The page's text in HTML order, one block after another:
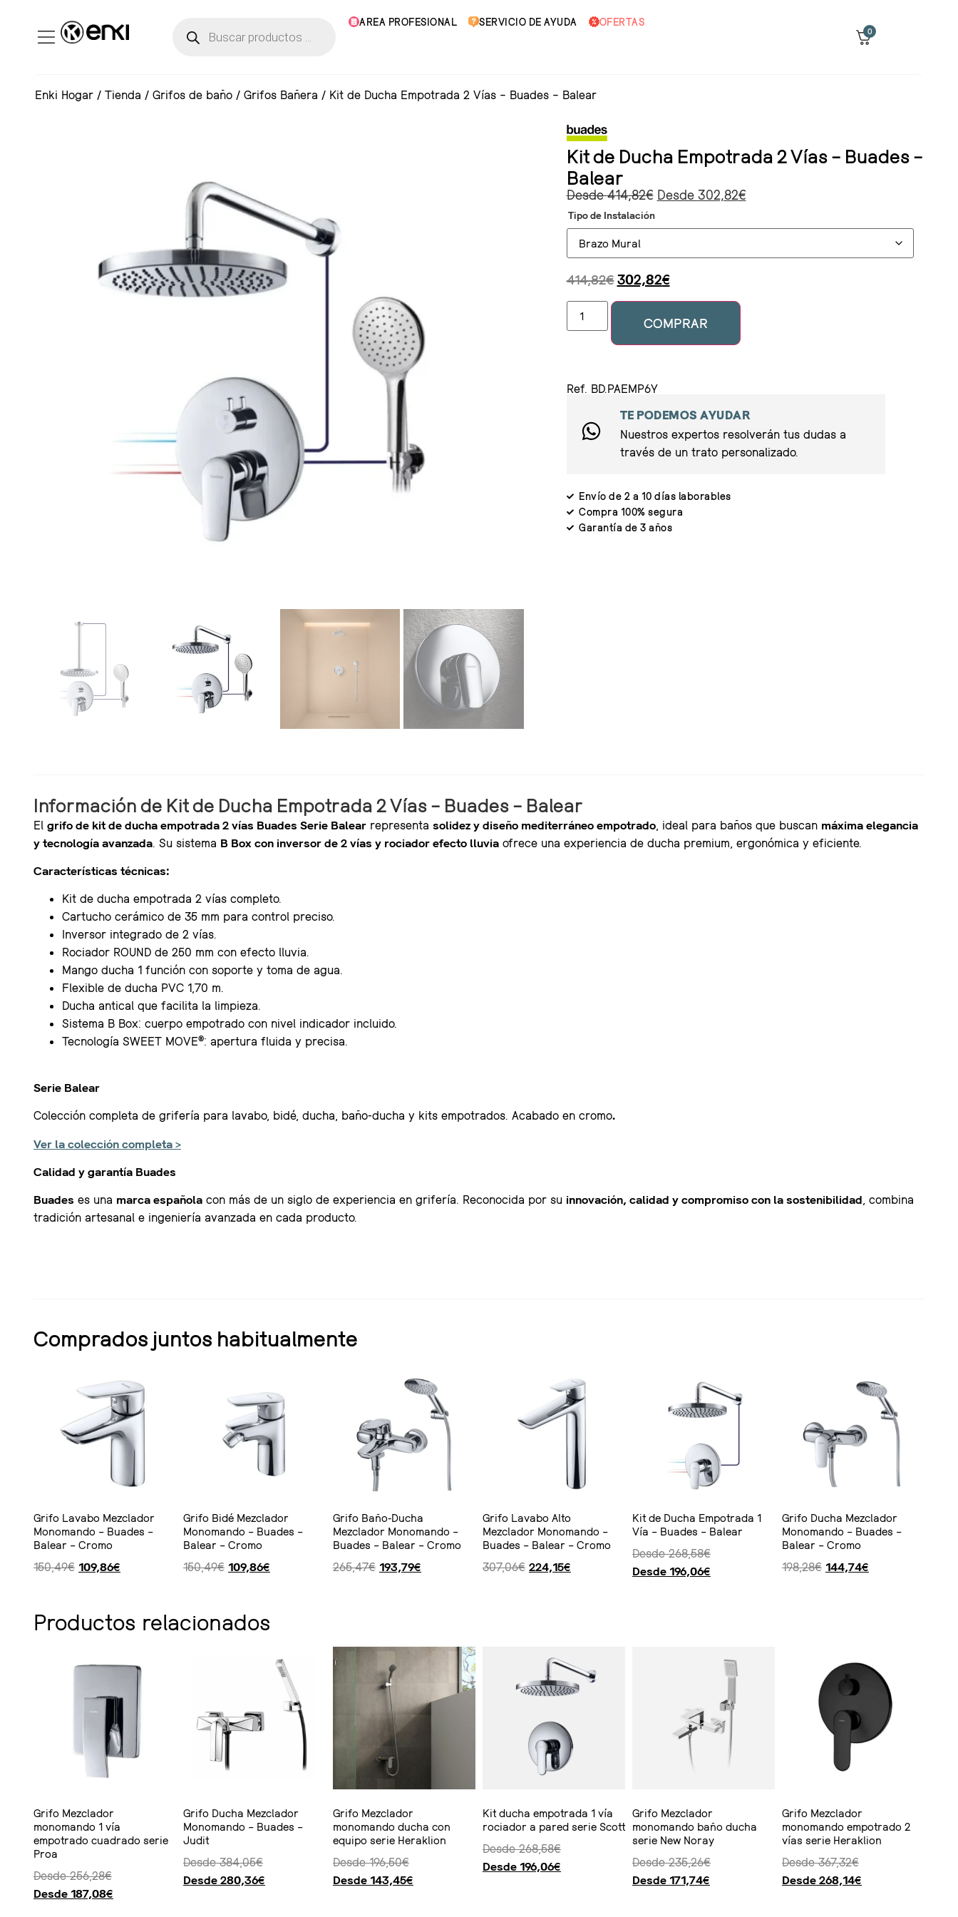
AREA PROFESIONAL SERVICIO DE AYUDA OFERTAS
0
Enki Hogar / Tienda / Grifos de baño / Grifos Bañera / Kit de Ducha Empotrada 2 Vías – Buades – Balear
Kit de Ducha Empotrada 2 Vías – Buades –
Balear
Desde414,82€ Desde 302,82€
Tipo de Instalación
414,82€302,82€
COMPRAR
Ref. BD.PAEMP6Y
TE PODEMOS AYUDAR
Nuestros expertos resolverán tus dudas a
través de un trato personalizado.
Envío de 2 a 10 días laborables
Compra 100% segura
Garantía de 3 años
Información de Kit de Ducha Empotrada 2 Vías – Buades – Balear
El grifo de kit de ducha empotrada 2 vías Buades Serie Balear representa solidez y diseño mediterráneo empotrado , ideal para baños que buscan máxima elegancia
y tecnología avanzada . Su sistema B Box con inversor de 2 vías y rociador efecto lluvia ofrece una experiencia de ducha premium, ergonómica y eficiente.
Características técnicas:
Kit de ducha empotrada 2 vías completo.
Cartucho cerámico de 35 mm para control preciso.
Inversor integrado de 2 vías.
Rociador ROUND de 250 mm con efecto lluvia.
Mango ducha 1 función con soporte y toma de agua.
Flexible de ducha PVC 1,70 m.
Ducha antical que facilita la limpieza.
Sistema B Box: cuerpo empotrado con nivel indicador incluido.
Tecnología SWEET MOVE®: apertura fluida y precisa.
Serie Balear
Colección completa de grifería para lavabo, bidé, ducha, baño-ducha y kits empotrados. Acabado en cromo.
Ver la colección completa >
Calidad y garantía Buades
Buades es una marca española con más de un siglo de experiencia en grifería. Reconocida por su innovación, calidad y compromiso con la sostenibilidad , combina
tradición artesanal e ingeniería avanzada en cada producto.
Comprados juntos habitualmente
Grifo Lavabo Mezclador
Monomando – Buades –
Balear – Cromo
150,49€ 109,86€
Grifo Bidé Mezclador
Monomando – Buades –
Balear – Cromo
150,49€ 109,86€
Grifo Baño-Ducha
Mezclador Monomando –
Buades – Balear – Cromo
265,47€ 193,79€
Grifo Lavabo Alto
Mezclador Monomando –
Buades – Balear – Cromo
307,06€ 224,15€
Kit de Ducha Empotrada 1
Vía – Buades – Balear
Desde268,58€
Desde 196,06€
Grifo Ducha Mezclador
Monomando – Buades –
Balear – Cromo
198,28€ 144,74€
Productos relacionados
Grifo Mezclador
monomando 1 vía
empotrado cuadrado serie
Proa
Desde256,28€
Desde 187,08€
Grifo Ducha Mezclador
Monomando – Buades –
Judit
Desde384,05€
Desde 280,36€
Grifo Mezclador
monomando ducha con
equipo serie Heraklion
Desde196,50€
Desde 143,45€
Kit ducha empotrada 1 vía
rociador a pared serie Scott
Desde268,58€
Desde 196,06€
Grifo Mezclador
monomando baño ducha
serie New Noray
Desde235,26€
Desde 171,74€
Grifo Mezclador
monomando empotrado 2
vías serie Heraklion
Desde367,32€
Desde 268,14€